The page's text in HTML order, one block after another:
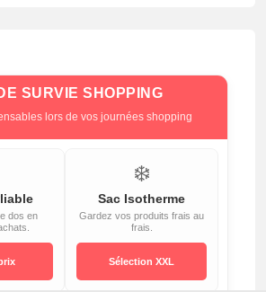
SURVIE SHOPPING
lors de vos journées shopping
dos en
❄️
Sac Isotherme
Gardez vos produits frais au
frais.
Sélection XXL